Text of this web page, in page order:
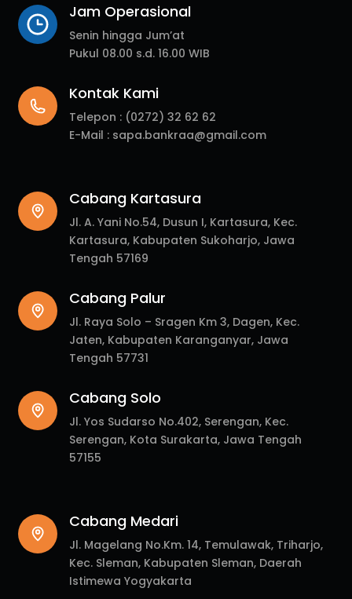
Jam Operasional
Senin hingga Jum’at
Pukul 08.00 s.d. 16.00 WIB
Kontak Kami
Telepon : (0272) 32 62 62
E-Mail : sapa.bankraa@gmail.com
Cabang Kartasura
Jl. A. Yani No.54, Dusun I, Kartasura, Kec.
Kartasura, Kabupaten Sukoharjo, Jawa
Tengah 57169
Cabang Palur
Jl. Raya Solo – Sragen Km 3, Dagen, Kec.
Jaten, Kabupaten Karanganyar, Jawa
Tengah 57731
Cabang Solo
Jl. Yos Sudarso No.402, Serengan, Kec.
Serengan, Kota Surakarta, Jawa Tengah
57155
Cabang Medari
Jl. Magelang No.Km. 14, Temulawak, Triharjo,
Kec. Sleman, Kabupaten Sleman, Daerah
Istimewa Yogyakarta